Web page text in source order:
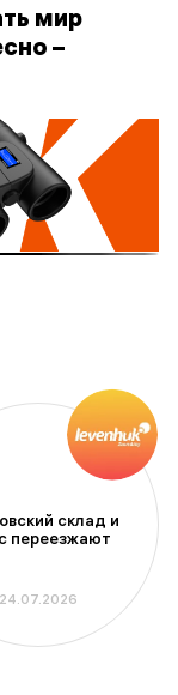
мир
–
склад и
переезжают
24.07.2026